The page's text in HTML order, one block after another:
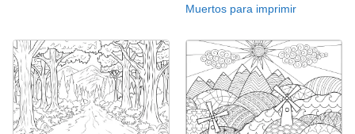
Muertos para imprimir